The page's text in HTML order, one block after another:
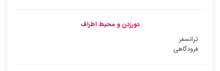
دورزدن و محیط اطراف
ترانسفر
فرودگاهی